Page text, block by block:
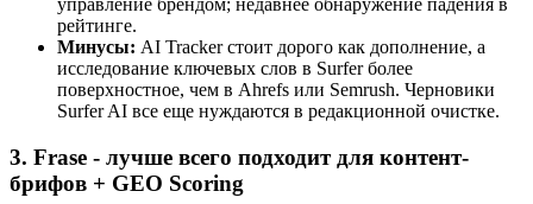
управление брендом; недавнее обнаружение падения в
рейтинге.
Минусы: AI Tracker стоит дорого как дополнение, а
исследование ключевых слов в Surfer более
поверхностное, чем в Ahrefs или Semrush. Черновики
Surfer AI все еще нуждаются в редакционной очистке.
3. Frase - лучше всего подходит для контент-
брифов + GEO Scoring